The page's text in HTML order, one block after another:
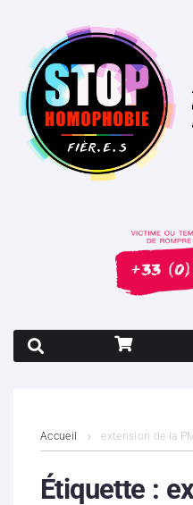
Contenus litigieux
Accueil extension de la
Étiquette :